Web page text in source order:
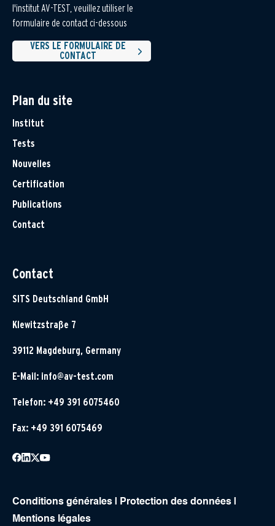
l'institut AV-TEST, veuillez utiliser le
formulaire de contact ci-dessous
VERS LE FORMULAIRE DE
CONTACT
Plan du site
Institut
Tests
Nouvelles
Certification
Publications
Contact
Contact
SITS Deutschland GmbH
Klewitzstraße 7
39112 Magdeburg, Germany
E-Mail: info@av-test.com
Telefon: +49 391 6075460
Fax: +49 391 6075469
Conditions générales Protection des données
Mentions légales